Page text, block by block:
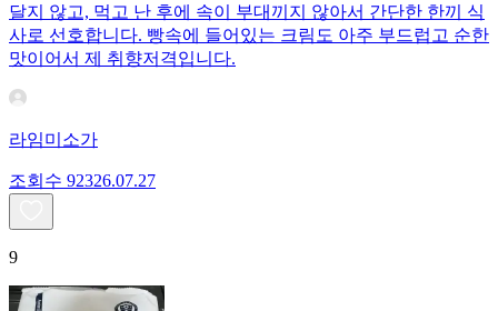
달지 않고, 먹고 난 후에 속이 부대끼지 않아서 간단한 한끼 식
사로 선호합니다. 빵속에 들어있는 크림도 아주 부드럽고 순한
맛이어서 제 취향저격입니다.
라임미소가
조회수 92326.07.27
9